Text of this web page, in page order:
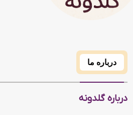
درباره ما
درباره گلدونه